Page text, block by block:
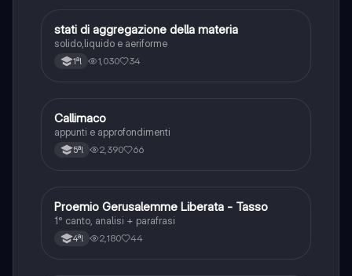
Chimica
stati di aggregazione della materia
solido,liquido e aeriforme
1ªl 1,030 34
Greco
Callimaco
appunti e approfondimenti
5ªl 2,390 66
Latino
Proemio Gerusalemme Liberata - Tasso
1° canto, analisi + parafrasi
4ªl 2,180 44